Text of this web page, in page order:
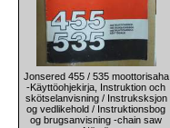
Jonsered 455 / 535 moottorisaha
-Käyttöohjekirja, Instruktion och
skötselanvisning / Instruksksjon
og vedlikehold / Instruktionsbog
og brugsanvisning -chain saw